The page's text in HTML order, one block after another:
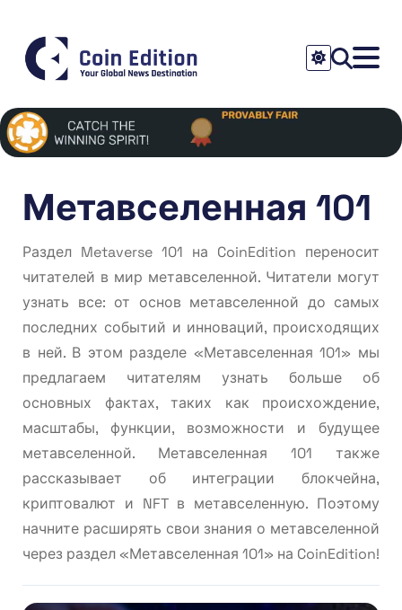
Метавселенная 101
Раздел Metaverse 101 на CoinEdition переносит
читателей в мир метавселенной. Читатели могут
узнать все: от основ метавселенной до самых
последних событий и инноваций, происходящих
в ней. В этом разделе «Метавселенная 101» мы
предлагаем читателям узнать больше об
основных фактах, таких как происхождение,
масштабы, функции, возможности и будущее
метавселенной. Метавселенная 101 также
рассказывает об интеграции блокчейна,
криптовалют и NFT в метавселенную. Поэтому
начните расширять свои знания о метавселенной
через раздел «Метавселенная 101» на CoinEdition!